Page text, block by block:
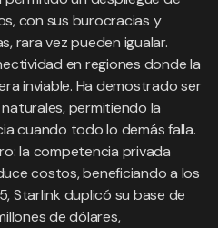
con sus burocracias y
rara vez pueden igualar.
en regiones donde la
inviable. Ha demostrado ser
permitiendo la
cuando todo lo demás falla.
la competencia privada
costos, beneficiando a los
Starlink duplicó su base de
de dólares,